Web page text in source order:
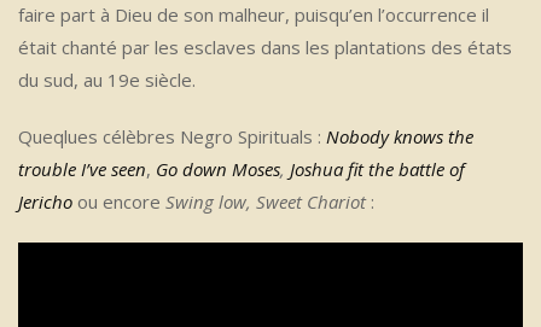
faire part à Dieu de son malheur, puisqu’en l’occurrence il
était chanté par les esclaves dans les plantations des états
du sud, au 19e siècle.
Queqlues célèbres Negro Spirituals : Nobody knows the
trouble I’ve seen, Go down Moses, Joshua fit the battle of
Jericho ou encore Swing low, Sweet Chariot: